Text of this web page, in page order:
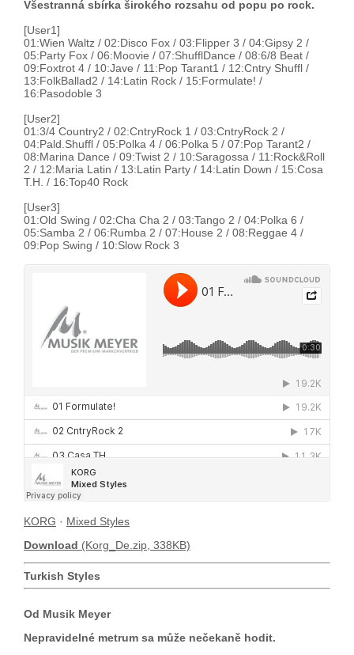
Všestranná sbírka širokého rozsahu od popu po rock.
[User1]
01:Wien Waltz / 02:Disco Fox / 03:Flipper 3 / 04:Gipsy 2 /
05:Party Fox / 06:Moovie / 07:ShufflDance / 08:6/8 Beat /
09:Foxtrot 4 / 10:Jave / 11:Pop Tarant1 / 12:Cntry Shuffl /
13:FolkBallad2 / 14:Latin Rock / 15:Formulate! /
16:Pasodoble 3
[User2]
01:3/4 Country2 / 02:CntryRock 1 / 03:CntryRock 2 /
04:Pald.Shuffl / 05:Polka 4 / 06:Polka 5 / 07:Pop Tarant2 /
08:Marina Dance / 09:Twist 2 / 10:Saragossa / 11:Rock&Roll
2 / 12:Maria Latin / 13:Latin Party / 14:Latin Down / 15:Cosa
T.H. / 16:Top40 Rock
[User3]
01:Old Swing / 02:Cha Cha 2 / 03:Tango 2 / 04:Polka 6 /
05:Samba 2 / 06:Rumba 2 / 07:House 2 / 08:Reggae 4 /
09:Pop Swing / 10:Slow Rock 3
KORG · Mixed Styles
Download (Korg_De.zip, 338KB)
Turkish Styles
Od Musik Meyer
Nepravidelné metrum sa může nečekaně hodit.